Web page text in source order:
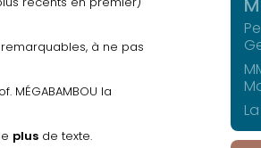
à ne pas
MÉGABAMBOU la
plusde texte.